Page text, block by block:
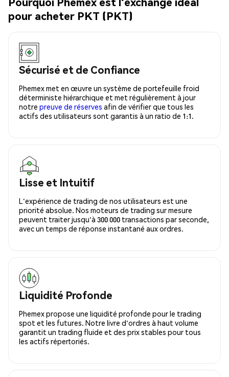
pour acheter PKT (PKT)
Sécurisé et de Confiance
Phemex met en œuvre un système de portefeuille froid
déterministe hiérarchique et met régulièrement à jour
notre preuve de réserves afin de vérifier que tous les
actifs des utilisateurs sont garantis à un ratio de 1:1.
Lisse et Intuitif
L'expérience de trading de nos utilisateurs est une
priorité absolue. Nos moteurs de trading sur mesure
peuvent traiter jusqu'à 300 000 transactions par seconde,
avec un temps de réponse instantané aux ordres.
Liquidité Profonde
Phemex propose une liquidité profonde pour le trading
spot et les futures. Notre livre d'ordres à haut volume
garantit un trading fluide et des prix stables pour tous
les actifs répertoriés.